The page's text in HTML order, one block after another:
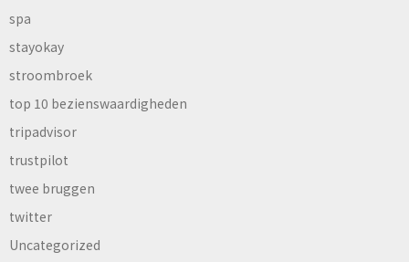
spa
stayokay
stroombroek
top 10 bezienswaardigheden
tripadvisor
trustpilot
twee bruggen
twitter
Uncategorized